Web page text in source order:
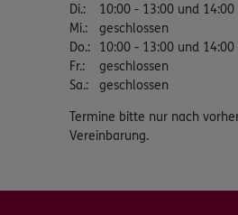
Di.:
10:00 - 13:00 und 14:00
Mi.:
geschlossen
Do.:
10:00 - 13:00 und 14:00
Fr.:
geschlossen
Sa.: geschlossen
Termine bitte nur nach
Vereinbarung.